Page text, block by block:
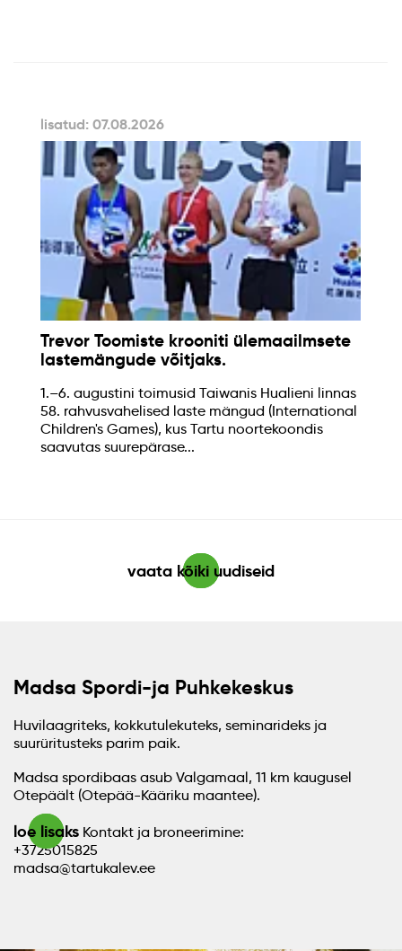
lisatud: 07.08.2026
Trevor Toomiste krooniti ülemaailmsete
lastemängude võitjaks.
1.–6. augustini toimusid Taiwanis Hualieni linnas
58. rahvusvahelised laste mängud (International
Children's Games), kus Tartu noortekoondis
saavutas suurepärase...
vaata kõiki uudiseid
Madsa Spordi-ja Puhkekeskus
Huvilaagriteks, kokkutulekuteks, seminarideks ja
suurüritusteks parim paik.
Madsa spordibaas asub Valgamaal, 11 km kaugusel
Otepäält (Otepää-Kääriku maantee).
loe lisaks Kontakt ja broneerimine:
+3725015825
madsa@tartukalev.ee